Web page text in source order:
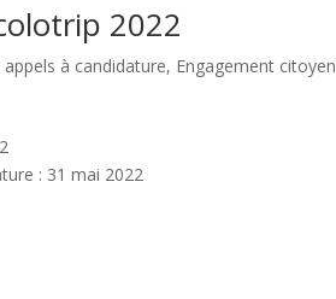
2022
appels à candidature, Engagement citoyen
: 31 mai 2022